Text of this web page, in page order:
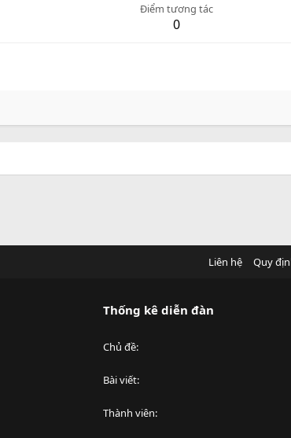
Điểm tương tác
0
Liên hệ Quy
Thống kê diễn đàn
Chủ đề
Bài viết
Thành viên